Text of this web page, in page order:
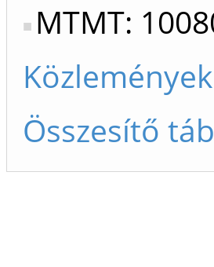
MTMT:
Közlemények
Összesítő